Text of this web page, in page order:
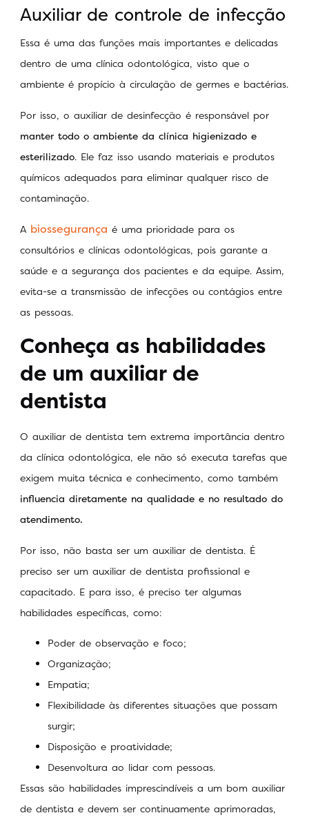
Auxiliar de controle de infecção
Essa é uma das funções mais importantes e delicadas
dentro de uma clínica odontológica, visto que o
ambiente é propício à circulação de germes e bactérias.
Por isso, o auxiliar de desinfecção é responsável por
manter todo o ambiente da clínica higienizado e
esterilizado. Ele faz isso usando materiais e produtos
químicos adequados para eliminar qualquer risco de
contaminação.
A biossegurança é uma prioridade para os
consultórios e clínicas odontológicas, pois garante a
saúde e a segurança dos pacientes e da equipe. Assim,
evita-se a transmissão de infecções ou contágios entre
as pessoas.
Conheça as habilidades
de um auxiliar de
dentista
O auxiliar de dentista tem extrema importância dentro
da clínica odontológica, ele não só executa tarefas que
exigem muita técnica e conhecimento, como também
influencia diretamente na qualidade e no resultado do
atendimento.
Por isso, não basta ser um auxiliar de dentista. É
preciso ser um auxiliar de dentista profissional e
capacitado. E para isso, é preciso ter algumas
habilidades específicas, como:
Poder de observação e foco;
Organização;
Empatia;
Flexibilidade às diferentes situações que possam
surgir;
Disposição e proatividade;
Desenvoltura ao lidar com pessoas.
Essas são habilidades imprescindíveis a um bom auxiliar
de dentista e devem ser continuamente aprimoradas,